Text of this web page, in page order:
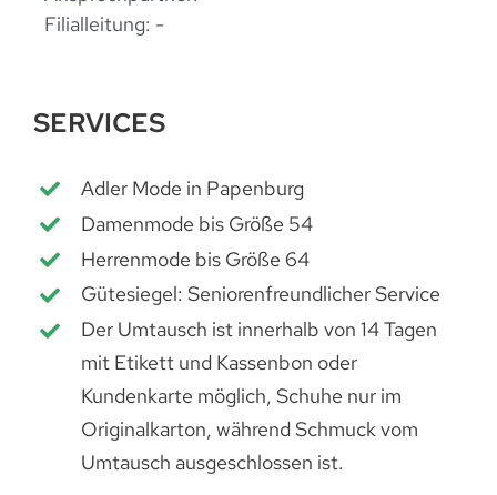
Filialleitung: -
SERVICES
Adler Mode in Papenburg
Damenmode bis Größe 54
Herrenmode bis Größe 64
Gütesiegel: Seniorenfreundlicher Service
Der Umtausch ist innerhalb von 14 Tagen
mit Etikett und Kassenbon oder
Kundenkarte möglich, Schuhe nur im
Originalkarton, während Schmuck vom
Umtausch ausgeschlossen ist.